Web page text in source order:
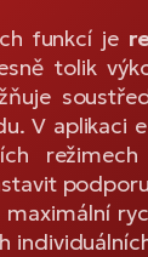
funkcí je
tolik
V aplikaci
režimech